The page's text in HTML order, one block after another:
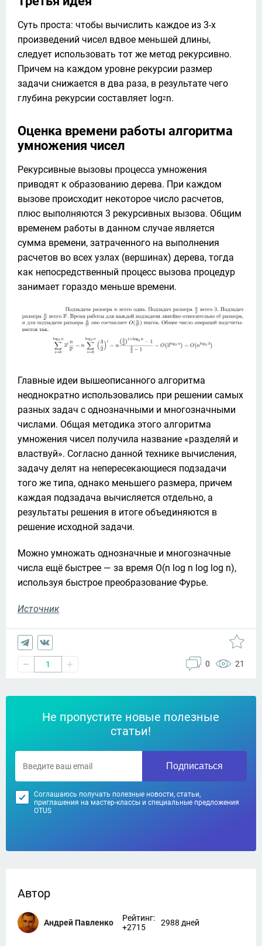
Суть проста: чтобы вычислить каждое из 3-х
произведений чисел вдвое меньшей длины,
следует использовать тот же метод рекурсивно.
Причем на каждом уровне рекурсии размер
задачи снижается в два раза, в результате чего
глубина рекурсии составляет log2n.
Оценка времени работы алгоритма
умножения чисел
Рекурсивные вызовы процесса умножения
приводят к образованию дерева. При каждом
вызове происходит некоторое число расчетов,
плюс выполняются 3 рекурсивных вызова. Общим
временем работы в данном случае является
сумма времени, затраченного на выполнения
расчетов во всех узлах (вершинах) дерева, тогда
как непосредственный процесс вызова процедур
занимает гораздо меньше времени.
Главные идеи вышеописанного алгоритма
неоднократно использовались при решении самых
разных задач с однозначными и многозначными
числами. Общая методика этого алгоритма
умножения чисел получила название «разделяй и
властвуй». Согласно данной технике вычисления,
задачу делят на непересекающиеся подзадачи
того же типа, однако меньшего размера, причем
каждая подзадача вычисляется отдельно, а
результаты решения в итоге объединяются в
решение исходной задачи.
Можно умножать однозначные и многозначные
числа ещё быстрее — за время O(n log n log log n),
используя быстрое преобразование Фурье.
Источник
1 0 21
Не пропустите новые полезные
статьи!
Подписаться
Соглашаюсь получать полезные новости, статьи,
приглашения на мастер-классы и специальные предложения
OTUS
Автор
Андрей Павленко
Рейтинг:
+2715
2988 дней